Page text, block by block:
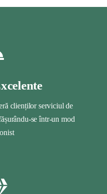
clienților serviciul de
se într-un mod